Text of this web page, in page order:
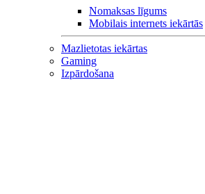
Nomaksas līgums
Mobilais internets iekārtās
Mazlietotas iekārtas
Gaming
Izpārdošana